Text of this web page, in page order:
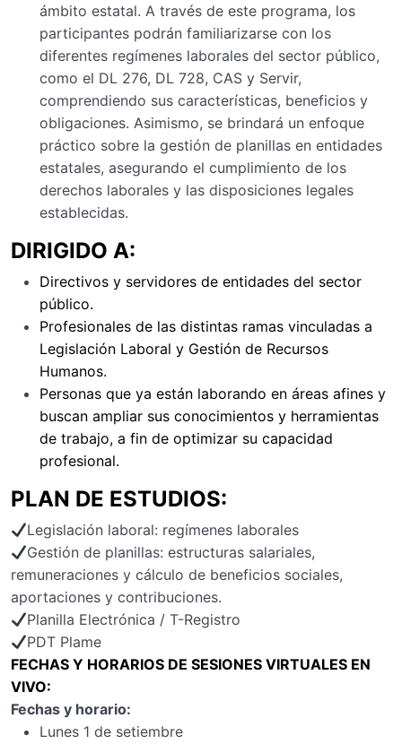
ámbito estatal. A través de este programa, los
participantes podrán familiarizarse con los
diferentes regímenes laborales del sector público,
como el DL 276, DL 728, CAS y Servir,
comprendiendo sus características, beneficios y
obligaciones. Asimismo, se brindará un enfoque
práctico sobre la gestión de planillas en entidades
estatales, asegurando el cumplimiento de los
derechos laborales y las disposiciones legales
establecidas.
DIRIGIDO A:
Directivos y servidores de entidades del sector
público.
Profesionales de las distintas ramas vinculadas a
Legislación Laboral y Gestión de Recursos
Humanos.
Personas que ya están laborando en áreas afines y
buscan ampliar sus conocimientos y herramientas
de trabajo, a fin de optimizar su capacidad
profesional.
PLAN DE ESTUDIOS:
Legislación laboral: regímenes laborales
Gestión de planillas: estructuras salariales,
remuneraciones y cálculo de beneficios sociales,
aportaciones y contribuciones.
Planilla Electrónica / T-Registro
PDT Plame
FECHAS Y HORARIOS DE SESIONES VIRTUALES EN
VIVO:
Fechas y horario:
Lunes 1 de setiembre